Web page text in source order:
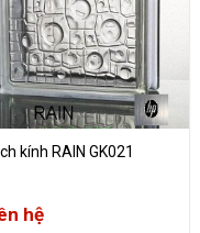
kính RAIN GK021
hệ